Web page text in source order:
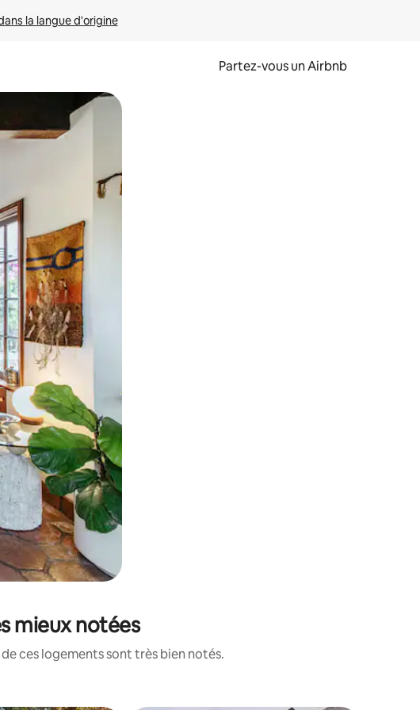
la langue d'origine
Partez-vous un Airbnb
dessus et en les faisant glisser.
mieux notées
ces logements sont très bien notés.